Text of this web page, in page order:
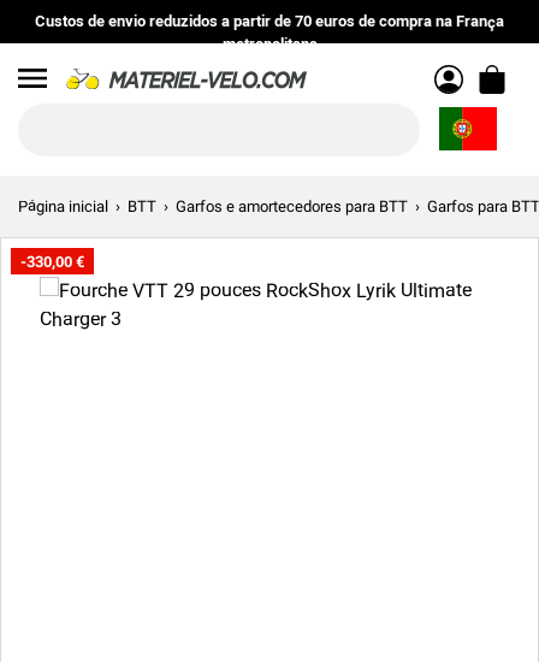
Custos de envio reduzidos a partir de 70 euros de compra na França
metropolitana
Página inicial BTT Garfos e amortecedores para BTT Garfos para BTT
-330,00 €